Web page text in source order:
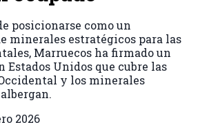
posicionarse como un
minerales estratégicos para las
Marruecos ha firmado un
Estados Unidos que cubre las
y los minerales
2026